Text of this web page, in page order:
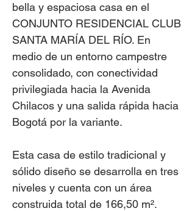
bella y espaciosa casa en el
CONJUNTO RESIDENCIAL CLUB
SANTA MARÍA DEL RÍO. En
medio de un entorno campestre
consolidado, con conectividad
privilegiada hacia la Avenida
Chilacos y una salida rápida hacia
Bogotá por la variante.
Esta casa de estilo tradicional y
sólido diseño se desarrolla en tres
niveles y cuenta con un área
construida total de 166,50 m².